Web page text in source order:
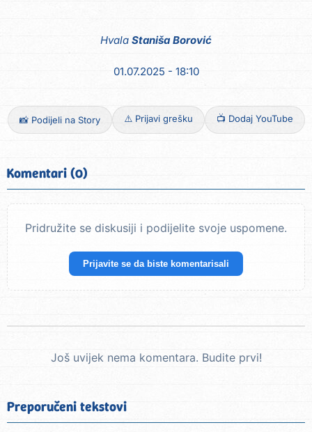
Hvala Staniša Borović
01.07.2025 - 18:10
📸 Podijeli na Story ⚠️ Prijavi grešku 📺 Dodaj YouTube
Komentari (0)
Pridružite se diskusiji i podijelite svoje uspomene.
Prijavite se da biste komentarisali
Još uvijek nema komentara. Budite prvi!
Preporučeni tekstovi